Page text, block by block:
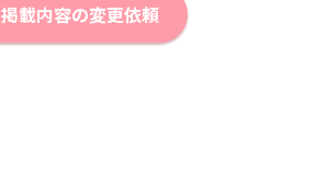
掲載内容の変更依頼